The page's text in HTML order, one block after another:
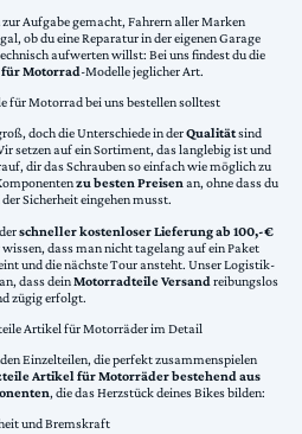
Aufgabe gemacht, Fahrern aller Marken
ob du eine Reparatur in der eigenen Garage
aufwerten willst: Bei uns findest du die
Motorrad-Modelle jeglicher Art.
für Motorrad bei uns bestellen solltest
doch die Unterschiede in derQualitätsind
setzen auf ein Sortiment, das langlebig ist und
dir das Schrauben so einfach wie möglich zu
zu besten Preisenan, ohne dass du
Sicherheit eingehen musst.
schneller kostenloser Lieferung ab 100,-€
wissen, dass man nicht tagelang auf ein Paket
und die nächste Tour ansteht. Unser Logistik-
dass deinMotorradteile Versand reibungslos
zügig erfolgt.
Artikel für Motorräder im Detail
Einzelteilen, die perfekt zusammenspielen
Artikel für Motorräder bestehend aus
, die das Herzstück deines Bikes bilden:
und Bremskraft